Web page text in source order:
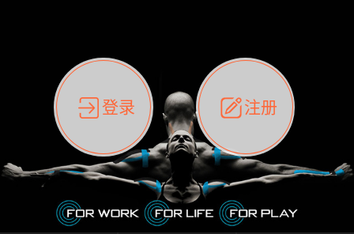
消失，贴布也没有出现进一步瘙痒过敏。而膝
关节的半月板贴布张力用的100%，但自始至终
它都很坚强的贴着，没有出现过任何瘙痒的迹
象。不同的条件下，同一个身体，不同的部位
皮肤的敏感度也有不同。因此我们KINESIO要做
的，是在研发生产过程中竭尽全力的降低致敏
性，减少贴布本身带来的致敏率。那到底是什
么原因引起的过敏瘙痒呢？我整理了以下内容
仅供大家参考，希望能给予大家帮助。首先我
们分析解剖下过敏的原因，然后简说一下
KINESIO贴布贴扎后预防应对。我把导致过敏的
的控制仍有许多未知。 细胞因子是一种酵素，
各种各样的酵素起着适当的作用，为细胞创造
了适合居住的环境。 在现代医学上，这种细胞
因子是一种酶的观点往往被否定，但在体内有
有毒细菌和无毒细菌，它们起着保持身体平衡
的作用。 Kinesio肌内效贴不像药物那样在短时
间内表现出症状，而是通过花费时间创造一个
对身体没有伤害（副作用等）的环境来减轻症
状。 但是，由于营养、精神、运动的平衡被破
坏，各种细胞就会发生病态变化。 在一定的状
态下，细胞因子会自动捕捉异常，并在细胞之
间，还可以在单片贴布上提供支持和深度刺
激。通过对间质液的适当控制，可以连接皮下
筋膜，对关节进行非常轻柔的刺激，增加患部
的治疗区域。 snowflake“雪花”贴布不会妨碍皮
肤上下左右运动，有效的辅助修复关节周围组
织的筋膜。它可以作用于关节或肌肉表面，释
放压力，刺激深层筋膜。“雪花”贴扎疗法是一
种可以改变肌肉、筋膜和间质液之间自然流动
关系的方法。 间质液间质被称为人体的新器
官。研究人员认为，整个身体的网络是由坚韧
且柔软的蛋白质结构所支撑的相互连接的充满
登录 注册